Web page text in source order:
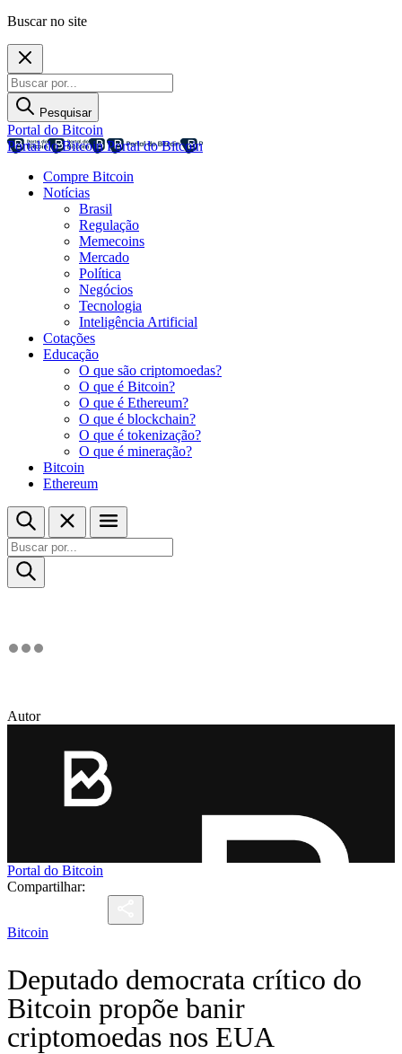
Buscar no site
Pesquisar
Portal do Bitcoin
Portal do BitcoinPortal do Bitcoin
Compre Bitcoin
Notícias
Brasil
Regulação
Memecoins
Mercado
Política
Negócios
Tecnologia
Inteligência Artificial
Cotações
Educação
O que são criptomoedas?
O que é Bitcoin?
O que é Ethereum?
O que é blockchain?
O que é tokenização?
O que é mineração?
Bitcoin
Ethereum
Autor
Portal do Bitcoin
Compartilhar:
Bitcoin
Deputado democrata crítico do
Bitcoin propõe banir
criptomoedas nos EUA